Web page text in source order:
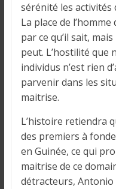
sérénité les activités
La place de
par ce qu’il sait,
peut. L’hostilité
individus n’est rien
parvenir dans les
maitrise.
L’histoire retiendra
des premiers à
en Guinée, ce qui
maitrise de ce
détracteurs,